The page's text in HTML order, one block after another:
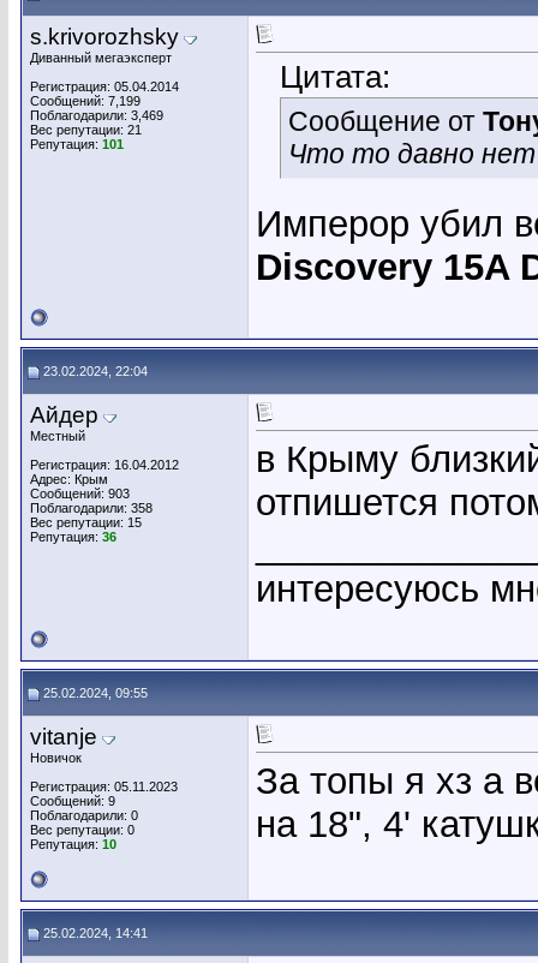
s.krivorozhsky
Диванный мегаэксперт
Регистрация: 05.04.2014
Сообщений: 7,199
Поблагодарили: 3,469
Вес репутации: 21
Репутация: 101
Цитата:
Сообщение от
Что то давно нет
Имперор убил
Discovery 15A
23.02.2024, 22:04
Айдер
Местный
Регистрация: 16.04.2012
Адрес: Крым
Сообщений: 903
Поблагодарили: 358
Вес репутации: 15
Репутация: 36
в Крыму
отпишется
интересуюсь
25.02.2024, 09:55
vitanje
Новичок
Регистрация: 05.11.2023
Сообщений: 9
Поблагодарили: 0
Вес репутации: 0
Репутация: 10
За топы я хз а
на 18", 4'
25.02.2024, 14:41